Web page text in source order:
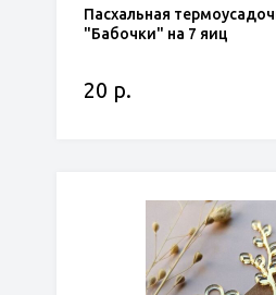
Пасхальная
"Бабочки" на 7 яиц
20 р.